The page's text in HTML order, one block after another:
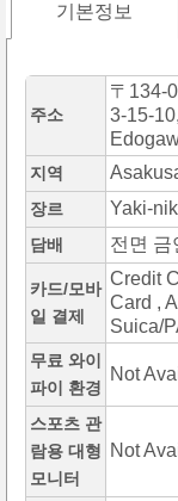
기본정보
주소
〒134-
3-15-
지역
장르 Yaki-
담배 전면 금
카드/모바
일 결제
Credit
Card ,
Suica/
무료 와이
파이 환경
Not
스포츠 관
람용 대형
모니터
Not